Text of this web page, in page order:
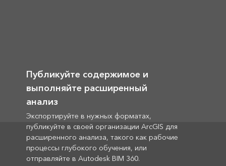
Публикуйте содержимое и
выполняйте расширенный
анализ
Экспортируйте в нужных форматах,
публикуйте в своей организации ArcGIS для
расширенного анализа, такого как рабочие
процессы глубокого обучения, или
отправляйте в Autodesk BIM 360.